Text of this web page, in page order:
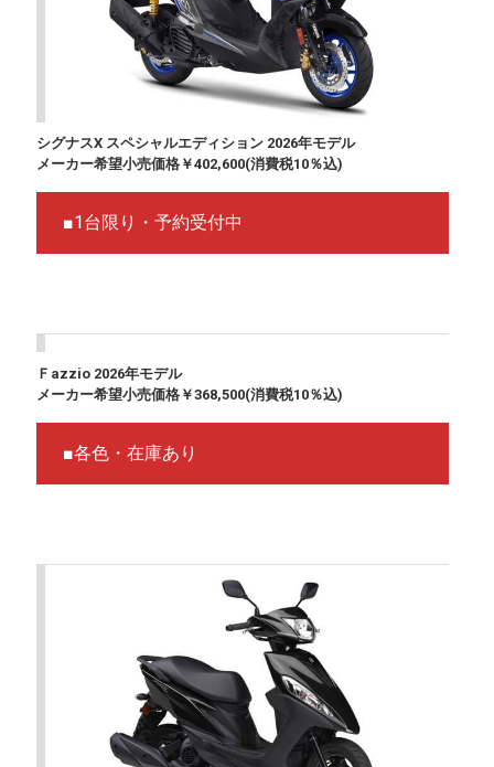
シグナスX スペシャルエディション 2026年モデル
メーカー希望小売価格￥402,600(消費税10％込)
■1台限り・予約受付中
Ｆazzio 2026年モデル
メーカー希望小売価格￥368,500(消費税10％込)
■各色・在庫あり